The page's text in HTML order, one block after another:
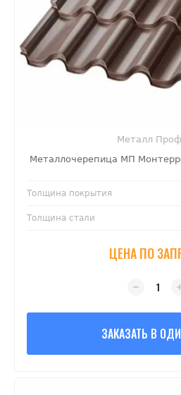
Металл
Металлочерепица МП
Толщина покрытия
Толщина стали
ЦЕНА ПО
ЗАКАЗАТЬ В